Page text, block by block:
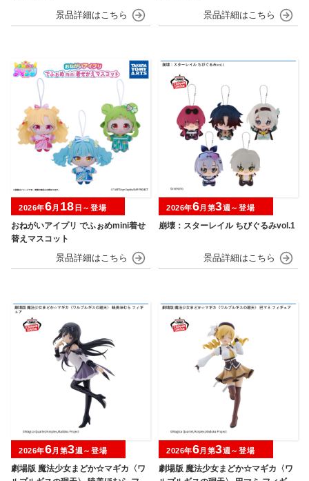
おねがいアイプリ でふぉめmini着せ
替えマスコット
2026年6月 18 日～登場
崩壊：スターレイル ちびぐるみvol.1
2026年6月第3週～登場
劇場版 魔法少女まどか☆マギカ〈ワ
2026年6月第3週～登場
劇場版 魔法少女まどか☆マギカ〈ワ
2026年6月第3週～登場